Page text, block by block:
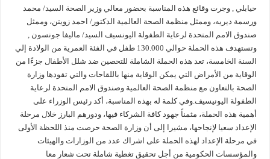
حيابلي , وجرت وقائع هذه المناسبة بحضور معالي وزير الصحة السيد/ محمد
ورسمة ديريه، وممثل منظمة الصحة العالمية الدكتور/ احمد زويتن، وممثل
صندوق الامم المتحدة لرعاية الطفولة اليونسيف السيد/ ماليفا جونسون ,
وتستهدف هذه الحملة حوالي 130.000 طفل في الفئة العمرية من الولادة إلي
السنة الخامسة، تعد هذه الحملة الشاملة للتحصين ضد شلل الأطفال جزءًا من
الوقاية من الأمراض التي يمكن الوقاية منها باللقاحات والتي تقودها وزارة
الصحة بالتعاون مع منظمة الصحة العالمية وصندوق الامم المتحدة لرعاية
الطفولة اليونيسيف.وفي كلمة له بهذه المناسبة، أكد رئيس الوزراء على
أهمية هذه الحملة، مثمناً جهود كافة الشركاء فيها، ودورهم البارز خلال مرحلة
الإعداد سعيا لإنجاحها، مشيرا إلى أن وزارة الصحة حرصت منذ اللحظة الأولى
في مرحلة الإعداد لهذه الحملة على اشراك عدد من الوزارات والهيئات
والمؤسسات الحكومية من أجل تحقيق تغطية شاملة تحت شعار معا